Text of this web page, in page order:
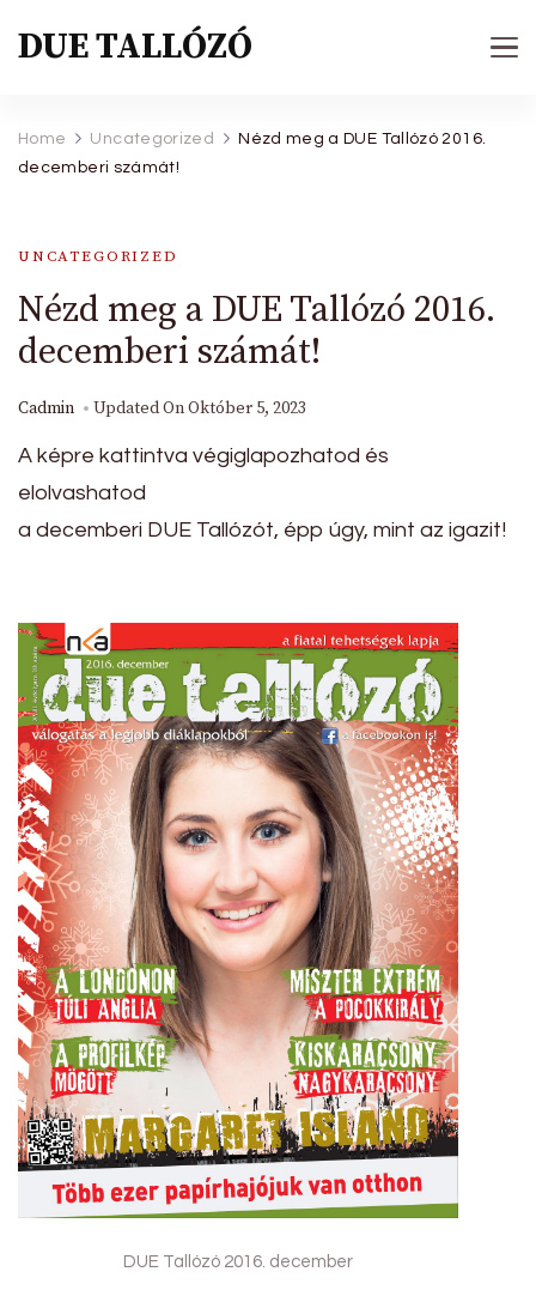
DUE TALLÓZÓ
Home Uncategorized
Nézd meg a DUE Tallózó 2016.
decemberi számát!
UNCATEGORIZED
Nézd meg a DUE Tallózó 2016.
decemberi számát!
Cadmin Updated OnOktóber 5, 2023
A képre kattintva végiglapozhatod és
elolvashatod
a decemberi DUE Tallózót, épp úgy, mint az igazit!
DUE Tallózó 2016. december